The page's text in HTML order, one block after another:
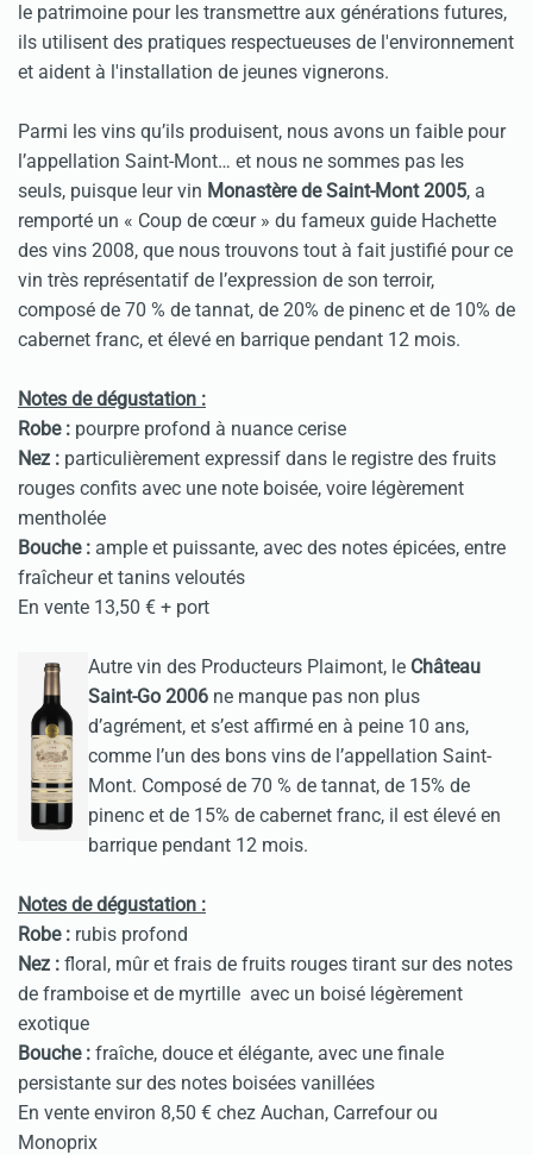
le patrimoine pour les transmettre aux générations futures,
ils utilisent des pratiques respectueuses de l'environnement
et aident à l'installation de jeunes vignerons.
Parmi les vins qu’ils produisent, nous avons un faible pour
l’appellation Saint-Mont… et nous ne sommes pas les
seuls, puisque leur vin Monastère de Saint-Mont 2005, a
remporté un « Coup de cœur » du fameux guide Hachette
des vins 2008, que nous trouvons tout à fait justifié pour ce
vin très représentatif de l’expression de son terroir,
composé de 70 % de tannat, de 20% de pinenc et de 10% de
cabernet franc, et élevé en barrique pendant 12 mois.
Notes de dégustation :
Robe : pourpre profond à nuance cerise
Nez : particulièrement expressif dans le registre des fruits
rouges confits avec une note boisée, voire légèrement
mentholée
Bouche : ample et puissante, avec des notes épicées, entre
fraîcheur et tanins veloutés
En vente 13,50 € + port
Autre vin des Producteurs Plaimont, le Château
Saint-Go 2006 ne manque pas non plus
d’agrément, et s’est affirmé en à peine 10 ans,
comme l’un des bons vins de l’appellation Saint-
Mont. Composé de 70 % de tannat, de 15% de
pinenc et de 15% de cabernet franc, il est élevé en
barrique pendant 12 mois.
Notes de dégustation :
Robe : rubis profond
Nez : floral, mûr et frais de fruits rouges tirant sur des notes
de framboise et de myrtille avec un boisé légèrement
exotique
Bouche : fraîche, douce et élégante, avec une finale
persistante sur des notes boisées vanillées
En vente environ 8,50 € chez Auchan, Carrefour ou
Monoprix